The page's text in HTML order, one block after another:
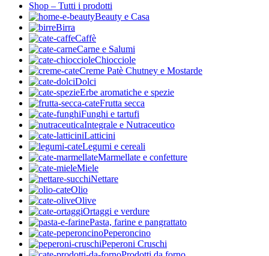
Shop – Tutti i prodotti
Beauty e Casa
Birra
Caffè
Carne e Salumi
Chiocciole
Creme Patè Chutney e Mostarde
Dolci
Erbe aromatiche e spezie
Frutta secca
Funghi e tartufi
Integrale e Nutraceutico
Latticini
Legumi e cereali
Marmellate e confetture
Miele
Nettare
Olio
Olive
Ortaggi e verdure
Pasta, farine e pangrattato
Peperoncino
Peperoni Cruschi